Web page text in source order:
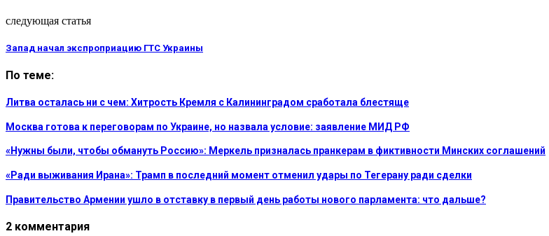
следующая статья
Запад начал экспроприацию ГТС Украины
По теме:
Литва осталась ни с чем: Хитрость Кремля с Калининградом сработала блестяще
Москва готова к переговорам по Украине, но назвала условие: заявление МИД РФ
«Нужны были, чтобы обмануть Россию»: Меркель призналась пранкерам в фиктивности Минских соглашений
«Ради выживания Ирана»: Трамп в последний момент отменил удары по Тегерану ради сделки
Правительство Армении ушло в отставку в первый день работы нового парламента: что дальше?
2 комментария